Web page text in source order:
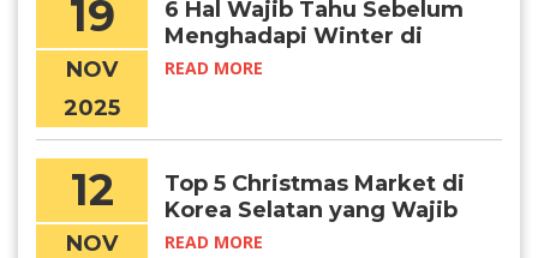
19
NOV
2025
6 Hal Wajib Tahu Sebelum
Menghadapi Winter di
Korea
READ MORE
12
NOV
Top 5 Christmas Market di
Korea Selatan yang Wajib
Kamu Kunjungi, Chingu!
READ MORE